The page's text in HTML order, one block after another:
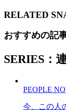
RELATED
おすすめの記
SERIES：
PEOPLE
今、この人